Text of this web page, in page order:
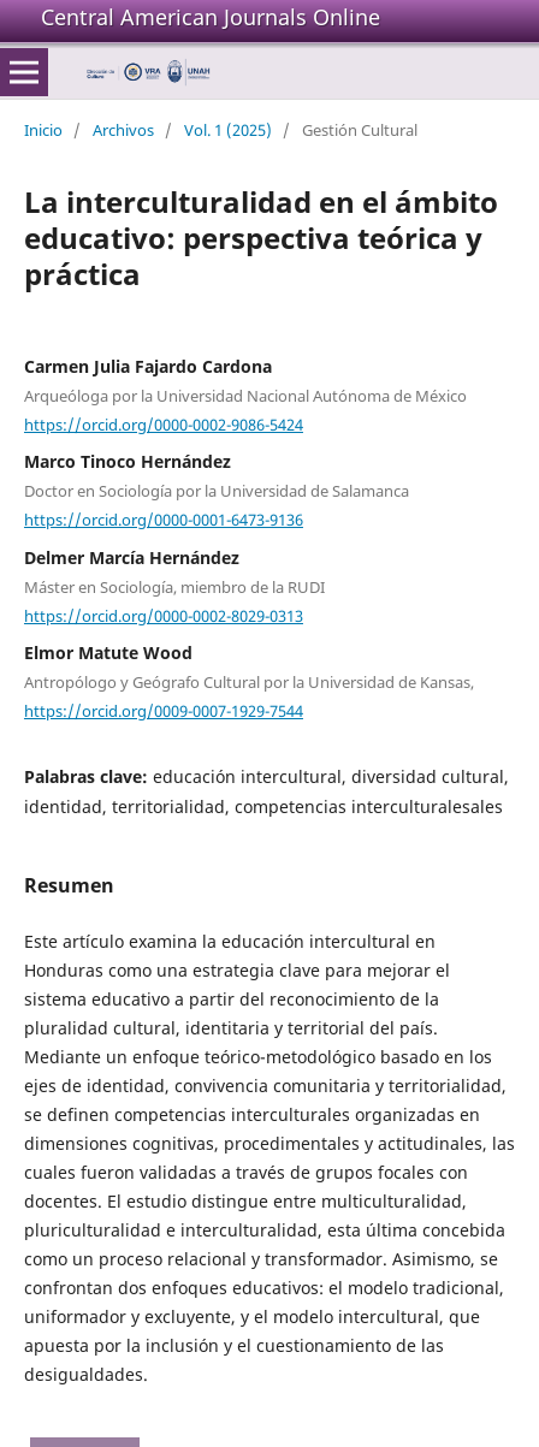
Central American Journals Online
Inicio / Archivos / Vol. 1 (2025) / Gestión Cultural
La interculturalidad en el ámbito
educativo: perspectiva teórica y
práctica
Carmen Julia Fajardo Cardona
Arqueóloga por la Universidad Nacional Autónoma de México
https://orcid.org/0000-0002-9086-5424
Marco Tinoco Hernández
Doctor en Sociología por la Universidad de Salamanca
https://orcid.org/0000-0001-6473-9136
Delmer Marcía Hernández
Máster en Sociología, miembro de la RUDI
https://orcid.org/0000-0002-8029-0313
Elmor Matute Wood
Antropólogo y Geógrafo Cultural por la Universidad de Kansas,
https://orcid.org/0009-0007-1929-7544
Palabras clave: educación intercultural, diversidad cultural,
identidad, territorialidad, competencias interculturalesales
Resumen
Este artículo examina la educación intercultural en
Honduras como una estrategia clave para mejorar el
sistema educativo a partir del reconocimiento de la
pluralidad cultural, identitaria y territorial del país.
Mediante un enfoque teórico-metodológico basado en los
ejes de identidad, convivencia comunitaria y territorialidad,
se definen competencias interculturales organizadas en
dimensiones cognitivas, procedimentales y actitudinales, las
cuales fueron validadas a través de grupos focales con
docentes. El estudio distingue entre multiculturalidad,
pluriculturalidad e interculturalidad, esta última concebida
como un proceso relacional y transformador. Asimismo, se
confrontan dos enfoques educativos: el modelo tradicional,
uniformador y excluyente, y el modelo intercultural, que
apuesta por la inclusión y el cuestionamiento de las
desigualdades.